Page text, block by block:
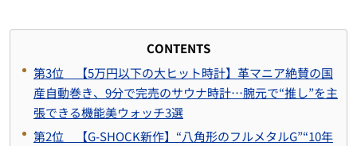
CONTENTS
第3位 【5万円以下の大ヒット時計】革マニア絶賛の国
産自動巻き、9分で完売のサウナ時計…腕元で“推し”を主
張できる機能美ウォッチ3選
第2位 【G-SHOCK新作】“八角形のフルメタルG”“10年